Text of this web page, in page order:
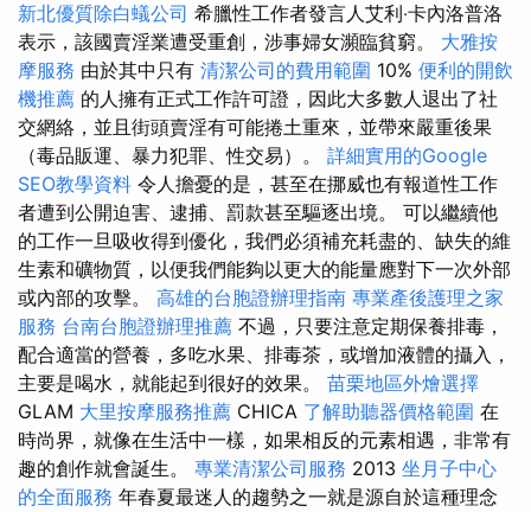
新北優質除白蟻公司 希臘性工作者發言人艾利‧卡內洛普洛
表示，該國賣淫業遭受重創，涉事婦女瀕臨貧窮。 大雅按
摩服務 由於其中只有 清潔公司的費用範圍 10% 便利的開飲
機推薦 的人擁有正式工作許可證，因此大多數人退出了社
交網絡，並且街頭賣淫有可能捲土重來，並帶來嚴重後果
（毒品販運、暴力犯罪、性交易）。 詳細實用的Google
SEO教學資料 令人擔憂的是，甚至在挪威也有報道性工作
者遭到公開迫害、逮捕、罰款甚至驅逐出境。 可以繼續他
的工作一旦吸收得到優化，我們必須補充耗盡的、缺失的維
生素和礦物質，以便我們能夠以更大的能量應對下一次外部
或內部的攻擊。 高雄的台胞證辦理指南 專業產後護理之家
服務 台南台胞證辦理推薦 不過，只要注意定期保養排毒，
配合適當的營養，多吃水果、排毒茶，或增加液體的攝入，
主要是喝水，就能起到很好的效果。 苗栗地區外燴選擇
GLAM 大里按摩服務推薦 CHICA 了解助聽器價格範圍 在
時尚界，就像在生活中一樣，如果相反的元素相遇，非常有
趣的創作就會誕生。 專業清潔公司服務 2013 坐月子中心
的全面服務 年春夏最迷人的趨勢之一就是源自於這種理念